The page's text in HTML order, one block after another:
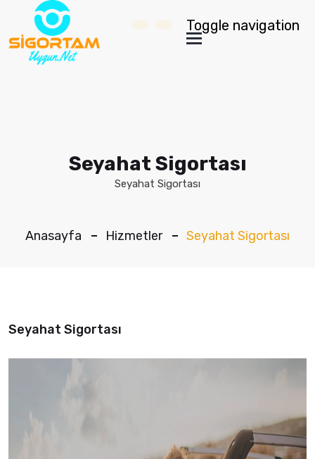
Toggle navigation
Seyahat Sigortası
Seyahat Sigortası
Anasayfa Hizmetler Seyahat Sigortası
Seyahat Sigortası